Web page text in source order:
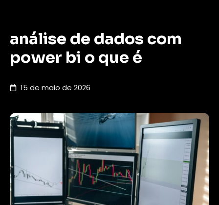
análise de dados com
power bi o que é
15 de maio de 2026